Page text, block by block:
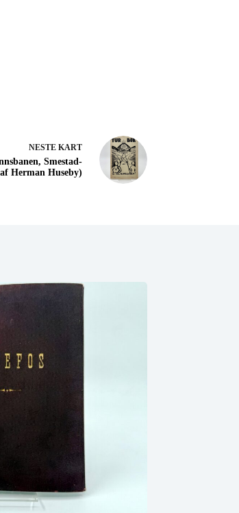
NESTE KART
Smestad-
Herman Huseby)